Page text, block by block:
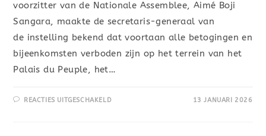
voorzitter van de Nationale Assemblee, Aimé Boji
Sangara, maakte de secretaris-generaal van
de instelling bekend dat voortaan alle betogingen en
bijeenkomsten verboden zijn op het terrein van het
Palais du Peuple, het…
REACTIES UITGESCHAKELD 13 JANUARI 2026